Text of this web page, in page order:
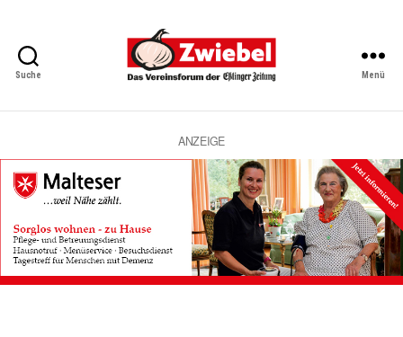
Suche
Vereinsforum
Eßlinger
Zeitung
Menü
ANZEIGE